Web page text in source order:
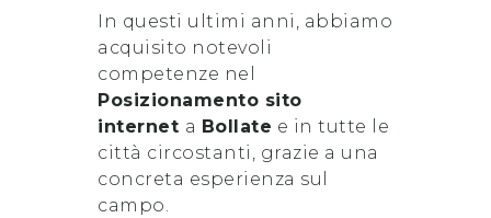
In questi ultimi anni, abbiamo
acquisito notevoli
competenze nel
Posizionamento sito
internet a Bollate e in tutte le
città circostanti, grazie a una
concreta esperienza sul
campo.